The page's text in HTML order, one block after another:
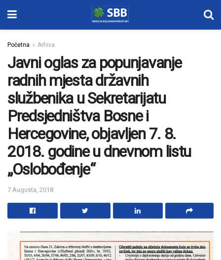
Početna Arhiva
Javni oglas za popunjavanje
radnih mjesta državnih
službenika u Sekretarijatu
Predsjedništva Bosne i
Hercegovine, objavljen 7. 8.
2018. godine u dnevnom listu
„Oslobođenje“
7 Augusta, 2018